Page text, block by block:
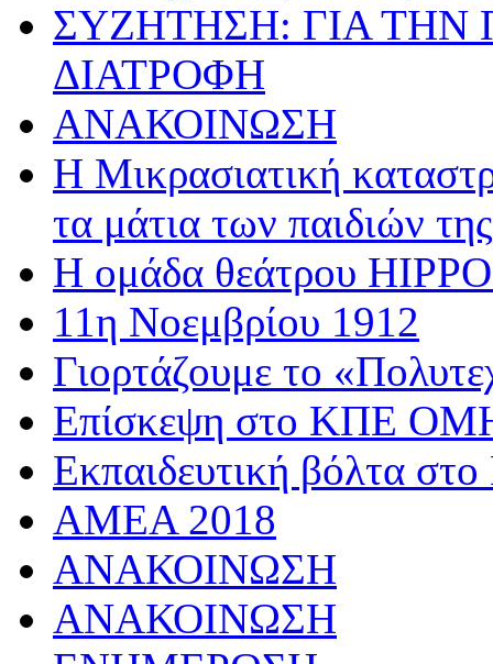
ΣΥΖΗΤΗΣΗ: ΓΙΑ ΤΗΝ
ΔΙΑΤΡΟΦΗ
ΑΝΑΚΟΙΝΩΣΗ
Η Μικρασιατική
τα μάτια των παιδιών
Η ομάδα θεάτρου
11η Νοεμβρίου 1912
Γιορτάζουμε το
Επίσκεψη στο ΚΠΕ
Εκπαιδευτική βόλτα
AMEA 2018
ΑΝΑΚΟΙΝΩΣΗ
ΑΝΑΚΟΙΝΩΣΗ